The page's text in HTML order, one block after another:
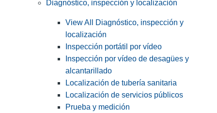
Diagnóstico, inspección y localización
View All Diagnóstico, inspección y
localización
Inspección portátil por vídeo
Inspección por vídeo de desagües y
alcantarillado
Localización de tubería sanitaria
Localización de servicios públicos
Prueba y medición